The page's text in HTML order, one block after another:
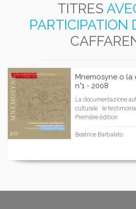
TITRES
PARTICIPATION
Mnemosyne o la
n°1 - 2008
La documentazione
culturale : le
Première édition
Beatrice Barbalato